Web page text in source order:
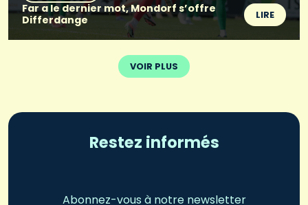
Far a le dernier mot, Mondorf s’offre
Differdange
LIRE
VOIR PLUS
Restez informés
Abonnez-vous à notre newsletter